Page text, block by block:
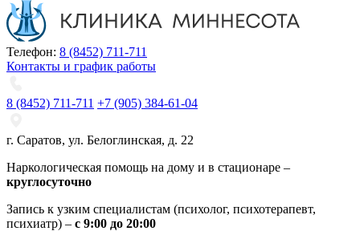
Телефон: 8 (8452) 711-711
Контакты и график работы
8 (8452) 711-711 +7 (905) 384-61-04
г. Саратов, ул. Белоглинская, д. 22
Наркологическая помощь на дому и в стационаре –
круглосуточно
Запись к узким специалистам (психолог, психотерапевт,
психиатр) – с 9:00 до 20:00